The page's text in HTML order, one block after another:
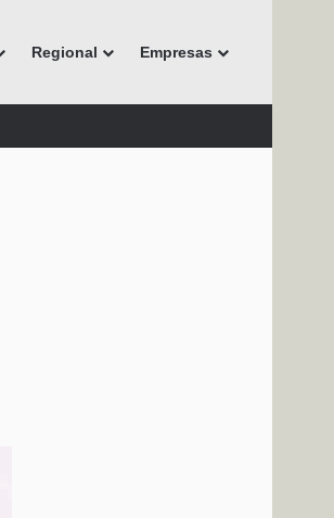
Regional Empresas